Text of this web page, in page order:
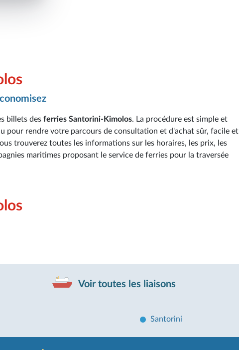
billets des ferries Santorini-Kimolos. La procédure est simple et
pour rendre votre parcours de consultation et d'achat sûr, facile et
trouverez toutes les informations sur les horaires, les prix, les
maritimes proposant le service de ferries pour la traversée
Voir toutes les liaisons
Santorini